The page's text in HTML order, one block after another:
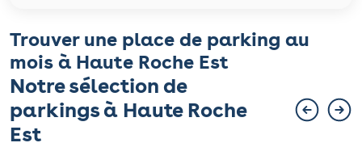
Trouver une place de parking au
mois à Haute Roche Est
Notre sélection de
parkings à Haute Roche
Est